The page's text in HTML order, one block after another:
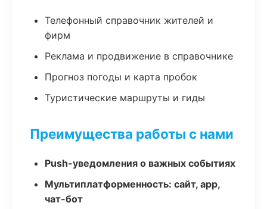
Телефонный справочник жителей и
фирм
Реклама и продвижение в справочнике
Прогноз погоды и карта пробок
Туристические маршруты и гиды
Преимущества работы с нами
Push-уведомления о важных событиях
Мультиплатформенность: сайт, app,
чат-бот